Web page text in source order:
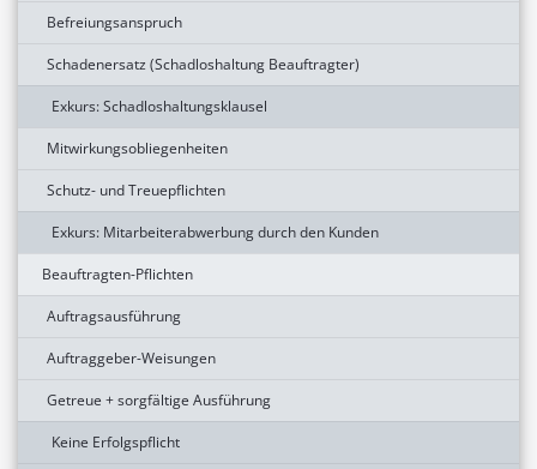
Befreiungsanspruch
Schadenersatz (Schadloshaltung Beauftragter)
Exkurs: Schadloshaltungsklausel
Mitwirkungsobliegenheiten
Schutz- und Treuepflichten
Exkurs: Mitarbeiterabwerbung durch den Kunden
Beauftragten-Pflichten
Auftragsausführung
Auftraggeber-Weisungen
Getreue + sorgfältige Ausführung
Keine Erfolgspflicht